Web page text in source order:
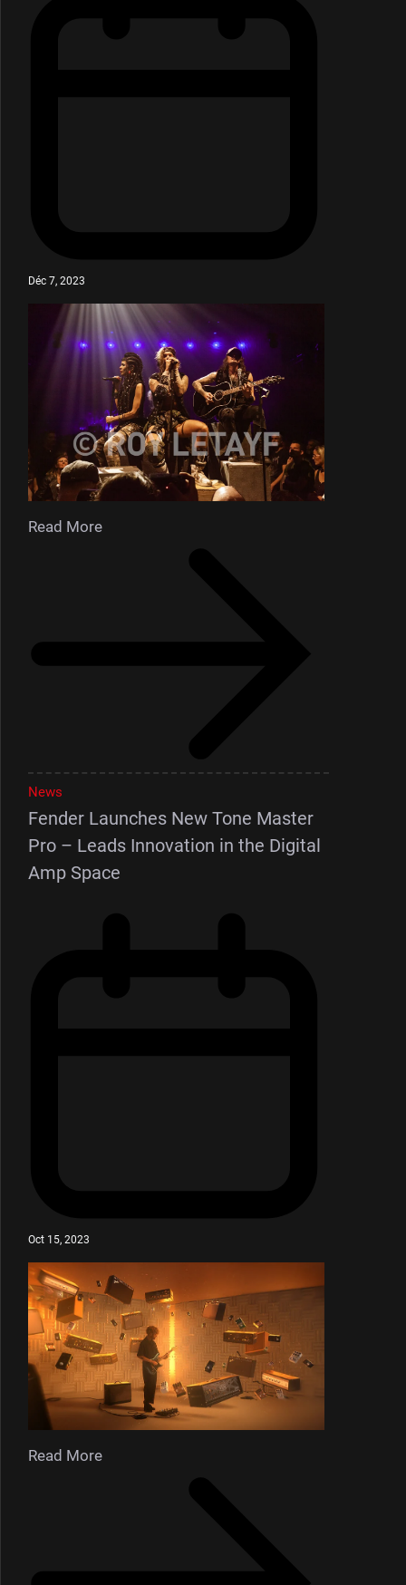
Déc 7, 2023
Read More
News
Fender Launches New Tone Master
Pro – Leads Innovation in the Digital
Amp Space
Oct 15, 2023
Read More